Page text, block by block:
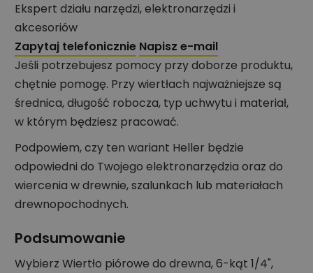
Ekspert działu narzędzi, elektronarzędzi i
akcesoriów
Zapytaj telefonicznie Napisz e-mail
Jeśli potrzebujesz pomocy przy doborze produktu,
chętnie pomogę. Przy wiertłach najważniejsze są
średnica, długość robocza, typ uchwytu i materiał,
w którym będziesz pracować.
Podpowiem, czy ten wariant Heller będzie
odpowiedni do Twojego elektronarzędzia oraz do
wiercenia w drewnie, szalunkach lub materiałach
drewnopochodnych.
Podsumowanie
Wybierz Wiertło piórowe do drewna, 6-kąt 1/4",